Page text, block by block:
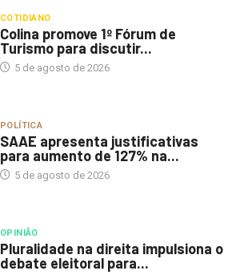
COTIDIANO
Colina promove 1º Fórum de
Turismo para discutir...
5 de agosto de 2026
POLÍTICA
SAAE apresenta justificativas
para aumento de 127% na...
5 de agosto de 2026
OPINIÃO
Pluralidade na direita impulsiona o
debate eleitoral para...